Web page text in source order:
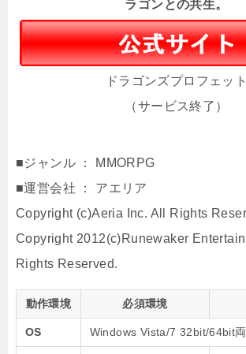
ラゴンとの共生。
ドラゴンズプロフェット
（サービス終了）
■ジャンル ： MMORPG
■運営会社 ： アエリア
Copyright (c)Aeria Inc. All Rights
Copyright 2012(c)Runewaker
Rights Reserved.
動作環境 必須環境
OS Windows Vista/7 32bit/64bit